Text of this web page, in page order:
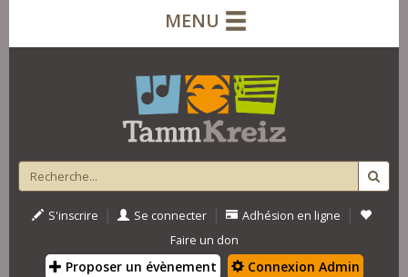
MENU
S'inscrire | Se connecter | Adhésion en ligne |
Faire un don
Proposer un évènement Connexion Admin